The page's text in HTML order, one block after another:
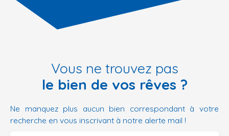
Vous ne trouvez pas
le bien de vos rêves ?
Ne manquez plus aucun bien correspondant à votre
recherche en vous inscrivant à notre alerte mail !